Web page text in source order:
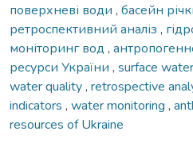
поверхневі води , басейн
ретроспективний аналіз ,
моніторинг вод ,
ресурси України , surface
water quality, retrospective
indicators , water monitoring ,
resources of Ukraine